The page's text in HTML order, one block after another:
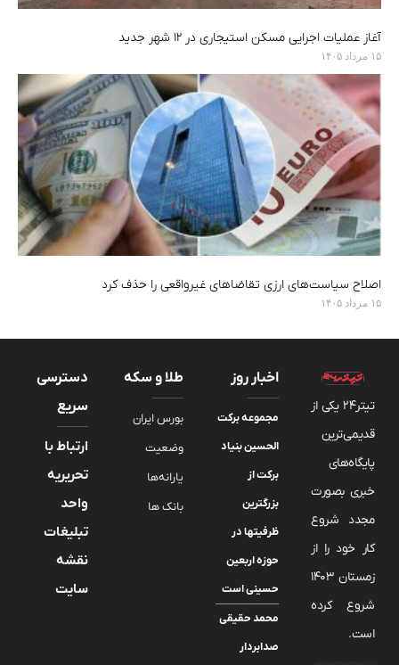
آغاز عملیات اجرایی مسکن استیجاری در ۱۲ شهر جدید
۱۵ مرداد ۱۴۰۵
اصلاح سیاست‌های ارزی تقاضاهای غیرواقعی را حذف کرد
۱۵ مرداد ۱۴۰۵
تیتر24 یکی از
قدیمی‌ترین
پایگاه‌های
خبری بصورت
مجدد شروع
کار خود را از
زمستان 1403
شروع کرده
است.
اخبار روز
مجموعه برکت
الحسین بنیاد
برکت از
بزرگترین
ظرفیتها در
حوزه اربعین
حسینی است
محمد حقیقی
صدابردار
طلا و سکه
بورس ایران
وضعیت
یارانه‌ها
بانک ها
دسترسی
سریع
ارتباط با
تحریریه
واحد
تبلیغات
نقشه
سایت